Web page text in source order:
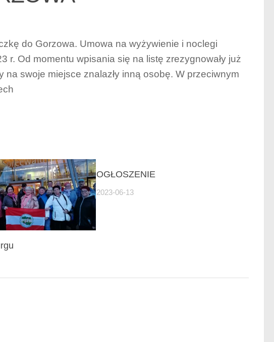
do Gorzowa. Umowa na wyżywienie i noclegi
r. Od momentu wpisania się na listę zrezygnowały już
swoje miejsce znalazły inną osobę. W przeciwnym
OGŁOSZENIE
2023-06-13